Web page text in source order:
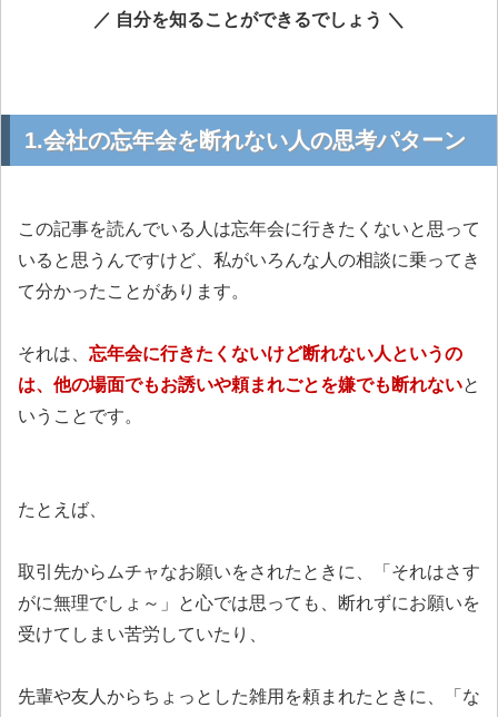
／ 自分を知ることができるでしょう ＼
1.会社の忘年会を断れない人の思考パターン
この記事を読んでいる人は忘年会に行きたくないと思って
いると思うんですけど、私がいろんな人の相談に乗ってき
て分かったことがあります。
それは、 忘年会に行きたくないけど断れない人というの
は、他の場面でもお誘いや頼まれごとを嫌でも断れないと
いうことです。
たとえば、
取引先からムチャなお願いをされたときに、「それはさす
がに無理でしょ～」と心では思っても、断れずにお願いを
受けてしまい苦労していたり、
先輩や友人からちょっとした雑用を頼まれたときに、「な